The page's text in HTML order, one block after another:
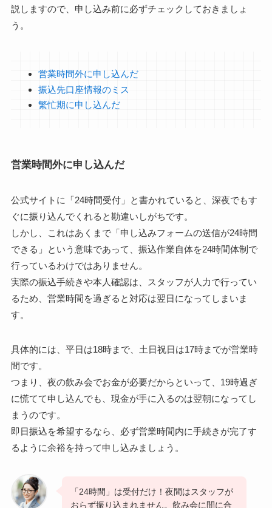
説しますので、申し込み前に必ずチェックしておきましょ
う。
営業時間外に申し込んだ
振込先口座情報のミス
繁忙期に申し込んだ
営業時間外に申し込んだ
公式サイトに「24時間受付」と書かれていると、深夜でもす
ぐに振り込んでくれると勘違いしがちです。
しかし、これはあくまで「申し込みフォームの送信が24時間
できる」という意味であって、振込作業自体を24時間体制で
行っているわけではありません。
実際の振込手続きや本人確認は、スタッフが人力で行ってい
るため、営業時間を過ぎると対応は翌日になってしまいま
す。
具体的には、平日は18時まで、土日祝日は17時までが営業時
間です。
つまり、夜の飲み会でお金が必要だからといって、19時過ぎ
に慌てて申し込んでも、現金が手に入るのは翌朝になってし
まうのです。
即日振込を希望するなら、必ず営業時間内に手続きが完了す
るように余裕を持って申し込みましょう。
「24時間」は受付だけ！夜間はスタッフが
おらず振り込まれません。飲み会に間に合